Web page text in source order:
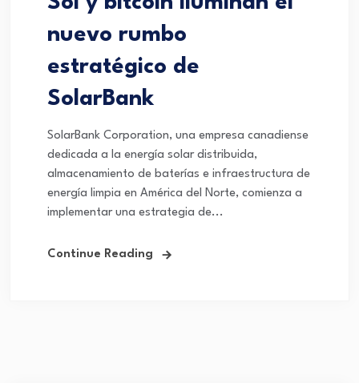
nuevo rumbo
estratégico de
SolarBank
SolarBank Corporation, una empresa canadiense
dedicada a la energía solar distribuida,
almacenamiento de baterías e infraestructura de
energía limpia en América del Norte, comienza a
implementar una estrategia de...
Continue Reading